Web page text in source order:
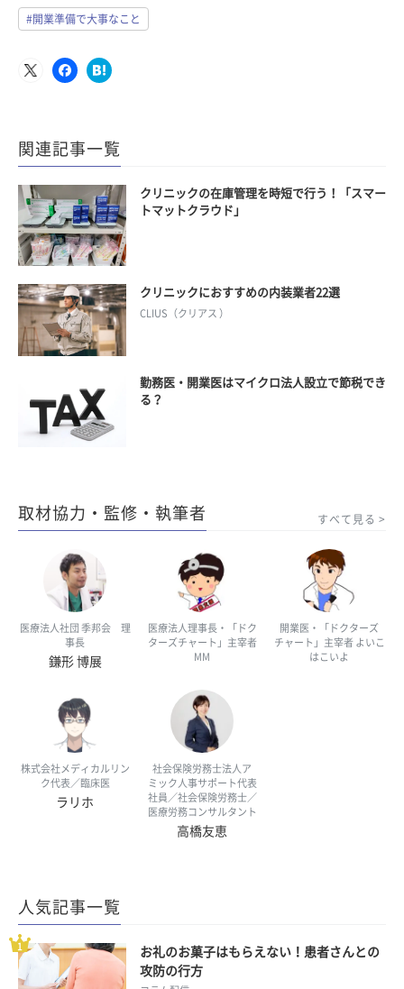
#開業準備で大事なこと
関連記事一覧
クリニックの在庫管理を時短で行う！「スマー
トマットクラウド」
クリニックにおすすめの内装業者22選
CLIUS（クリアス ）
勤務医・開業医はマイクロ法人設立で節税でき
る？
取材協力・監修・執筆者 すべて見る
医療法人社団 季邦会 理
事長
鎌形 博展
医療法人理事長・「ドク
ターズチャート」主宰者
MM
開業医・「ドクターズ
チャート」主宰者 よいこ
はこいよ
株式会社メディカルリン
ク代表／臨床医
ラリホ
社会保険労務士法人ア
ミック人事サポート代表
社員／社会保険労務士／
医療労務コンサルタント
高橋友恵
人気記事一覧
お礼のお菓子はもらえない！患者さんとの
攻防の行方